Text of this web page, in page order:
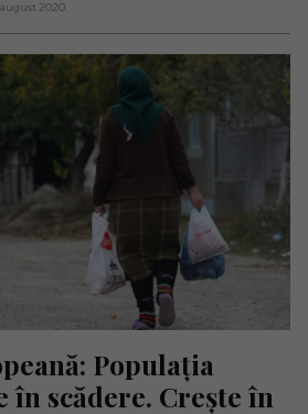
2020
Populația
în scădere. Crește în